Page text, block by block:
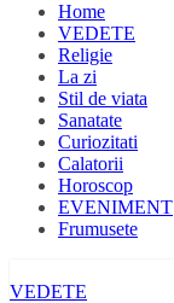
Home
VEDETE
Religie
La zi
Stil de viata
Sanatate
Curiozitati
Calatorii
Horoscop
EVENIMENT
Frumusete
VEDETE